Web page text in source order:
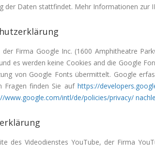
der Daten stattfindet. Mehr Informationen zur
Firma Google Inc. (1600 Amphitheatre
es werden keine Cookies and die Google
von Google Fonts übermittelt. Google
Fragen finden Sie auf https://
www.google.com/intl/de/policies/privacy/
des Videodienstes YouTube, der Firma